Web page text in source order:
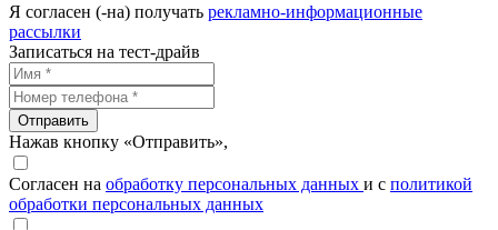
Я согласен (-на) получать рекламно-информационные
рассылки
Записаться на тест-драйв
Отправить
Нажав кнопку «Отправить»,
Согласен на обработку персональных данных и с политикой
обработки персональных данных